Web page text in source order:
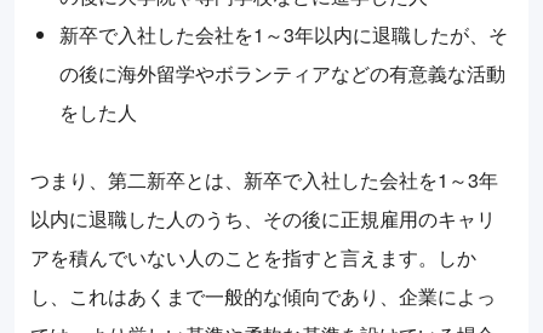
新卒で入社した会社を1～3年以内に退職したが、そ
の後に海外留学やボランティアなどの有意義な活動
をした人
つまり、第二新卒とは、新卒で入社した会社を1～3年
以内に退職した人のうち、その後に正規雇用のキャリ
アを積んでいない人のことを指すと言えます。しか
し、これはあくまで一般的な傾向であり、企業によっ